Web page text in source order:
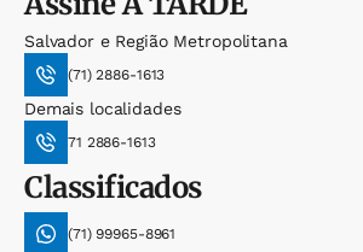
Salvador e Região Metropolitana
(71) 2886-1613
Demais localidades
71 2886-1613
Classificados
(71) 99965-8961